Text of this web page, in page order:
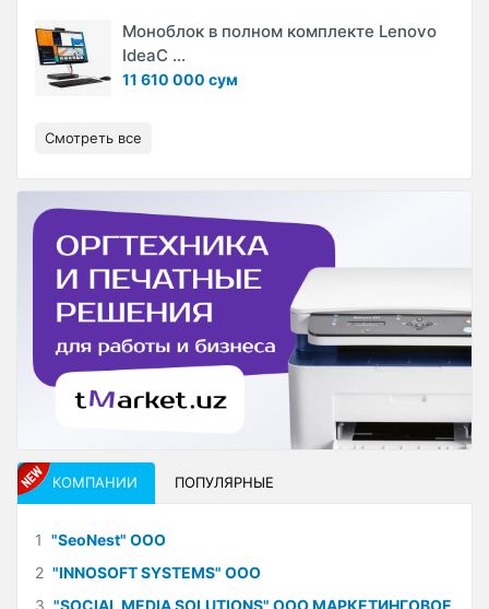
Моноблок в полном комплекте Lenovo
IdeaC ...
11 610 000 сум
Смотреть все
КОМПАНИИ ПОПУЛЯРНЫЕ
1 "SeoNest" ООО
2 "INNOSOFT SYSTEMS" ООО
3 "SOCIAL MEDIA SOLUTIONS" ООО МАРКЕТИНГОВОЕ